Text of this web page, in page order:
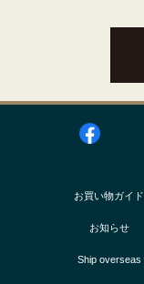
お買い物ガイド
お知らせ
Ship overseas